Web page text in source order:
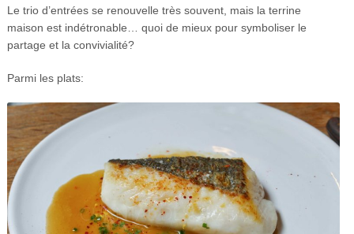
Le trio d’entrées se renouvelle très souvent, mais la terrine
maison est indétronable… quoi de mieux pour symboliser le
partage et la convivialité?
Parmi les plats: